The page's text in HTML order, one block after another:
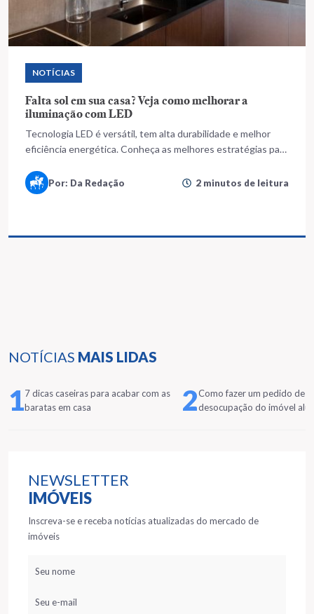
NOTÍCIAS MAIS LIDAS
17 dicas caseiras para acabar com as
baratas em casa
2Como fazer um pedido de
desocupação do imóvel
NEWSLETTER
IMÓVEIS
Inscreva-se e receba notícias atualizadas do mercado de
imóveis
NOTÍCIAS
Falta sol em sua casa? Veja como melhorar a
iluminação com LED
Tecnologia LED é versátil, tem alta durabilidade e melhor
eficiência energética. Conheça as melhores estratégias para
Por: Da Redação 2 minutos de leitura